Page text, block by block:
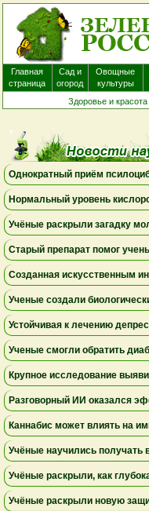
Главная
страница
Сад и
огород
Овощные
культуры
Здоровье и красота